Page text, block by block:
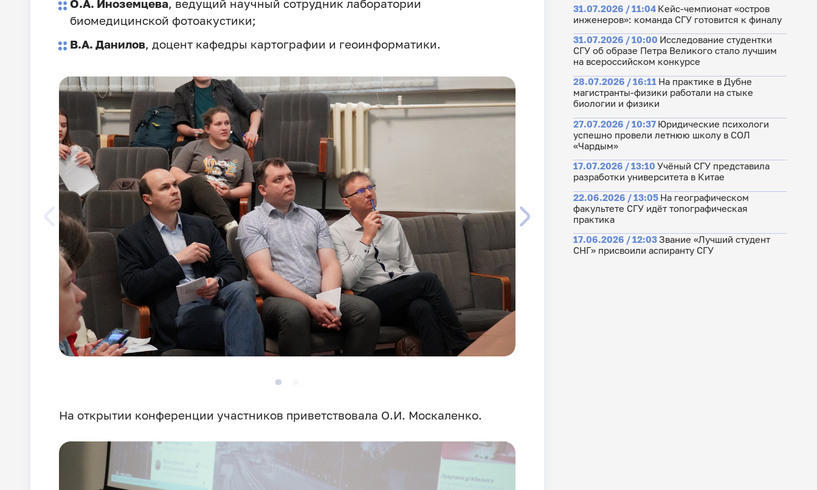
О.А. Иноземцева, ведущий научный сотрудник лаборатории
биомедицинской фотоакустики;
В.А. Данилов, доцент кафедры картографии и геоинформатики.
На открытии конференции участников приветствовала О.И. Москаленко.
31.07.2026 / 11:04 Кейс-чемпионат «остров
инженеров»: команда СГУ готовится к финалу
31.07.2026 / 10:00 Исследование студентки
СГУ об образе Петра Великого стало лучшим
на всероссийском конкурсе
28.07.2026 / 16:11 На практике в Дубне
магистранты-физики работали на стыке
биологии и физики
27.07.2026 / 10:37 Юридические психологи
успешно провели летнюю школу в СОЛ
«Чардым»
17.07.2026 / 13:10 Учёный СГУ представила
разработки университета в Китае
22.06.2026 / 13:05 На географическом
факультете СГУ идёт топографическая
практика
17.06.2026 / 12:03 Звание «Лучший студент
СНГ» присвоили аспиранту СГУ